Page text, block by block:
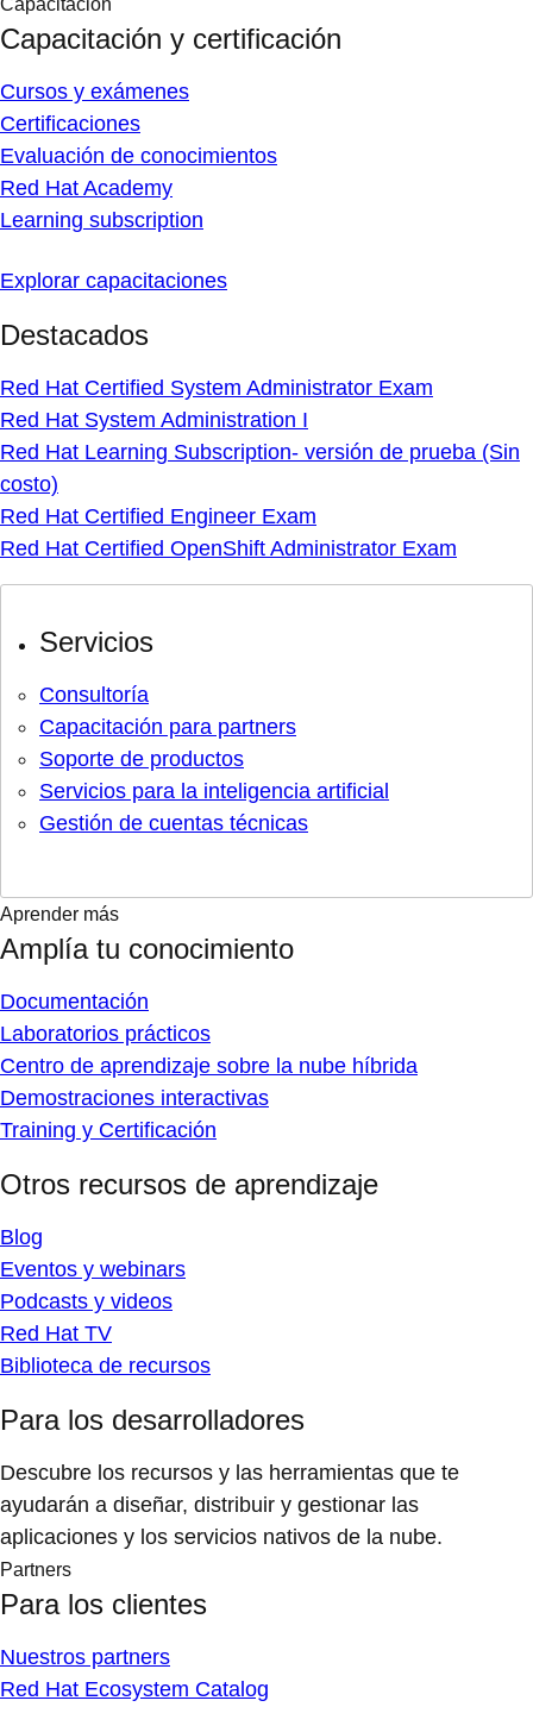
Capacitación
Capacitación y certificación
Cursos y exámenes
Certificaciones
Evaluación de conocimientos
Red Hat Academy
Learning subscription
Explorar capacitaciones
Destacados
Red Hat Certified System Administrator Exam
Red Hat System Administration I
Red Hat Learning Subscription- versión de prueba (Sin
costo)
Red Hat Certified Engineer Exam
Red Hat Certified OpenShift Administrator Exam
Servicios
Consultoría
Capacitación para partners
Soporte de productos
Servicios para la inteligencia artificial
Gestión de cuentas técnicas
Aprender más
Amplía tu conocimiento
Documentación
Laboratorios prácticos
Centro de aprendizaje sobre la nube híbrida
Demostraciones interactivas
Training y Certificación
Otros recursos de aprendizaje
Blog
Eventos y webinars
Podcasts y videos
Red Hat TV
Biblioteca de recursos
Para los desarrolladores
Descubre los recursos y las herramientas que te
ayudarán a diseñar, distribuir y gestionar las
aplicaciones y los servicios nativos de la nube.
Partners
Para los clientes
Nuestros partners
Red Hat Ecosystem Catalog